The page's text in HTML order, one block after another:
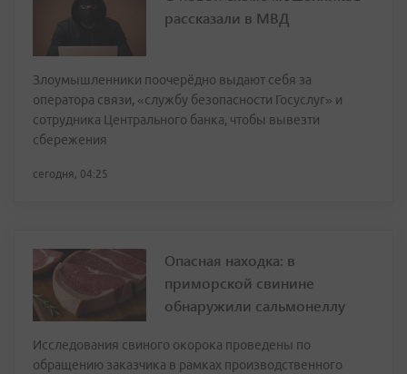
рассказали в МВД
Злоумышленники поочерёдно выдают себя за
оператора связи, «службу безопасности Госуслуг» и
сотрудника Центрального банка, чтобы вывезти
сбережения
сегодня, 04:25
Опасная находка: в
приморской свинине
обнаружили сальмонеллу
Исследования свиного окорока проведены по
обращению заказчика в рамках производственного